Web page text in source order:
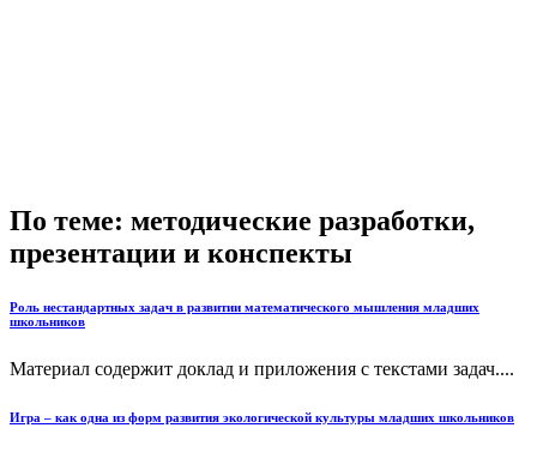
По теме: методические разработки,
презентации и конспекты
Роль нестандартных задач в развитии математического мышления младших
школьников
Материал содержит доклад и приложения с текстами задач....
Игра – как одна из форм развития экологической культуры младших школьников